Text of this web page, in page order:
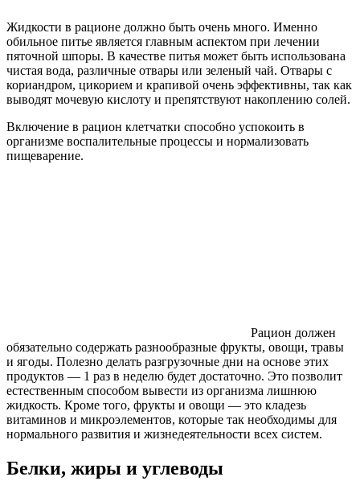
Жидкости в рационе должно быть очень много. Именно
обильное питье является главным аспектом при лечении
пяточной шпоры. В качестве питья может быть использована
чистая вода, различные отвары или зеленый чай. Отвары с
кориандром, цикорием и крапивой очень эффективны, так как
выводят мочевую кислоту и препятствуют накоплению солей.
Включение в рацион клетчатки способно успокоить в
организме воспалительные процессы и нормализовать
пищеварение.
Рацион должен
обязательно содержать разнообразные фрукты, овощи, травы
и ягоды. Полезно делать разгрузочные дни на основе этих
продуктов — 1 раз в неделю будет достаточно. Это позволит
естественным способом вывести из организма лишнюю
жидкость. Кроме того, фрукты и овощи — это кладезь
витаминов и микроэлементов, которые так необходимы для
нормального развития и жизнедеятельности всех систем.
Белки, жиры и углеводы